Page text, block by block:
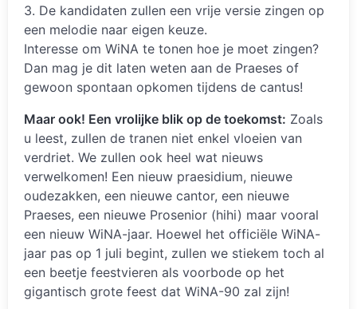
3. De kandidaten zullen een vrije versie zingen op
een melodie naar eigen keuze.
Interesse om WiNA te tonen hoe je moet zingen?
Dan mag je dit laten weten aan de Praeses of
gewoon spontaan opkomen tijdens de cantus!
Maar ook! Een vrolijke blik op de toekomst: Zoals
u leest, zullen de tranen niet enkel vloeien van
verdriet. We zullen ook heel wat nieuws
verwelkomen! Een nieuw praesidium, nieuwe
oudezakken, een nieuwe cantor, een nieuwe
Praeses, een nieuwe Prosenior (hihi) maar vooral
een nieuw WiNA-jaar. Hoewel het officiële WiNA-
jaar pas op 1 juli begint, zullen we stiekem toch al
een beetje feestvieren als voorbode op het
gigantisch grote feest dat WiNA-90 zal zijn!